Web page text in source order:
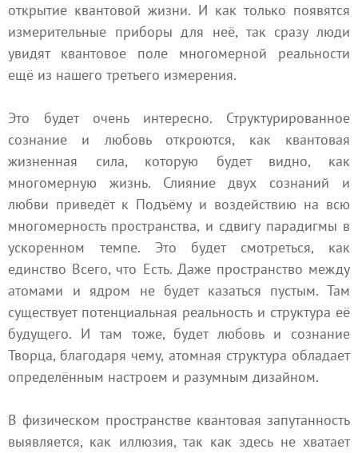
открытие квантовой жизни. И как только появятся
измерительные приборы для неё, так сразу люди
увидят квантовое поле многомерной реальности
ещё из нашего третьего измерения.
Это будет очень интересно. Структурированное
сознание и любовь откроются, как квантовая
жизненная сила, которую будет видно, как
многомерную жизнь. Слияние двух сознаний и
любви приведёт к Подъёму и воздействию на всю
многомерность пространства, и сдвигу парадигмы в
ускоренном темпе. Это будет смотреться, как
единство Всего, что Есть. Даже пространство между
атомами и ядром не будет казаться пустым. Там
существует потенциальная реальность и структура её
будущего. И там тоже, будет любовь и сознание
Творца, благодаря чему, атомная структура обладает
определённым настроем и разумным дизайном.
В физическом пространстве квантовая запутанность
выявляется, как иллюзия, так как здесь не хватает